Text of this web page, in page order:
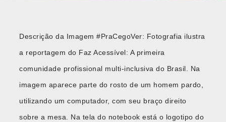
Descrição da Imagem #PraCegoVer: Fotografia ilustra
a reportagem do Faz Acessível: A primeira
comunidade profissional multi-inclusiva do Brasil. Na
imagem aparece parte do rosto de um homem pardo,
utilizando um computador, com seu braço direito
sobre a mesa. Na tela do notebook está o logotipo do